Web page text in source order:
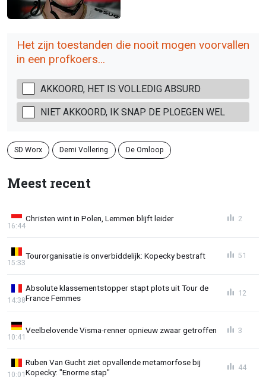
Het zijn toestanden die nooit mogen voorvallen
in een profkoers...
AKKOORD, HET IS VOLLEDIG ABSURD
NIET AKKOORD, IK SNAP DE PLOEGEN WEL
SD Worx Demi Vollering De Omloop
Meest recent
Christen wint in Polen, Lemmen blijft leider
16:44
2
Tourorganisatie is onverbiddelijk: Kopecky bestraft
15:33
51
Absolute klassementstopper stapt plots uit Tour de
France Femmes
14:38
12
Veelbelovende Visma-renner opnieuw zwaar getroffen
10:41
3
Ruben Van Gucht ziet opvallende metamorfose bij
Kopecky: "Enorme stap"
10:01
44